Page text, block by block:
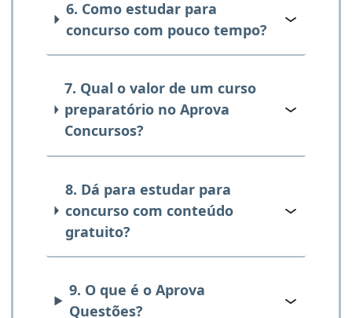
6. Como estudar para
concurso com pouco tempo?
7. Qual o valor de um curso
preparatório no Aprova
Concursos?
8. Dá para estudar para
concurso com conteúdo
gratuito?
9. O que é o Aprova
Questões?